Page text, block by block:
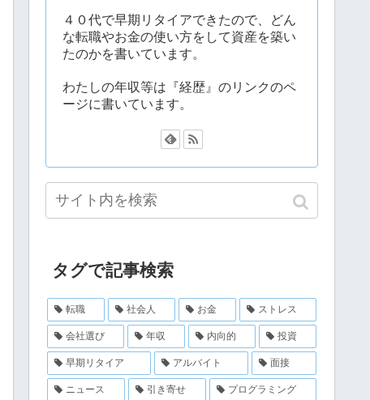
４０代で早期リタイアできたので、どん
な転職やお金の使い方をして資産を築い
たのかを書いています。
わたしの年収等は『経歴』のリンクのペ
ージに書いています。
タグで記事検索
転職 社会人 お金 ストレス
会社選び 年収 内向的 投資
早期リタイア アルバイト 面接
ニュース 引き寄せ プログラミング